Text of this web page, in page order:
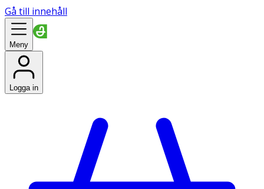
Gå till innehåll
Meny
Logga in